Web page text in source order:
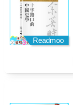
Readmoo